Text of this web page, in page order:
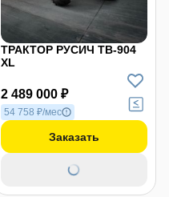
ТРАКТОР РУСИЧ TB-904
XL
2 489 000 ₽
54 758 ₽/мес
Заказать